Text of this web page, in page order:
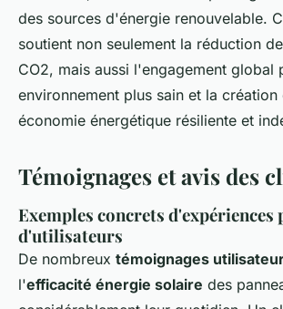
des sources d'énergie renouvelable.
soutient non seulement la réduction
CO2, mais aussi l'engagement global
environnement plus sain et la création
économie énergétique résiliente et
Témoignages et avis des
Exemples concrets d'expériences
d'utilisateurs
De nombreux témoignages
l'efficacité énergie solaire des